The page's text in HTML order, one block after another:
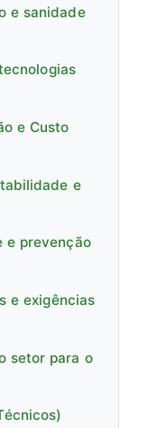
e sanidade
e Custo
e
e prevenção
e exigências
setor para o